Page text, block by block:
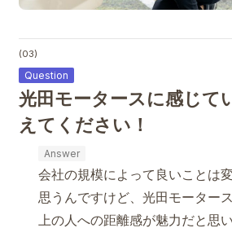
(03)
光田モータースに感じて
えてください！
会社の規模によって良いことは
思うんですけど、光田モーター
上の人への距離感が魅力だと思い